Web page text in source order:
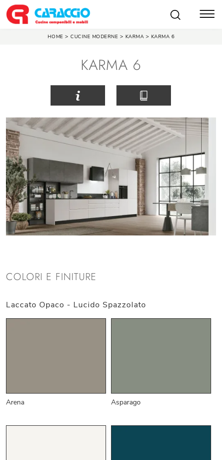
HOME >CUCINE MODERNE > KARMA > KARMA 6
KARMA 6
COLORI E FINITURE
Laccato Opaco - Lucido Spazzolato
Arena Asparago